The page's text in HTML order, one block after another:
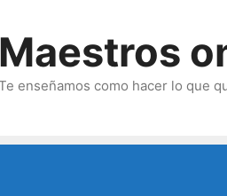
Maestros
enseñamos como hacer lo que